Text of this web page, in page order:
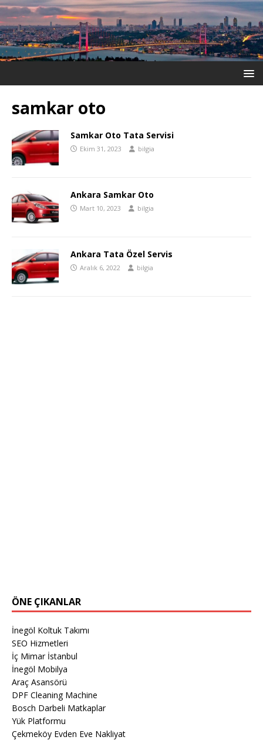
samkar oto
Samkar Oto Tata Servisi
Ekim 31, 2023 bilgia
Ankara Samkar Oto
Mart 10, 2023 bilgia
Ankara Tata Özel Servis
Aralık 6, 2022 bilgia
ÖNE ÇIKANLAR
İnegöl Koltuk Takımı
SEO Hizmetleri
İç Mimar İstanbul
İnegöl Mobilya
Araç Asansörü
DPF Cleaning Machine
Bosch Darbeli Matkaplar
Yük Platformu
Çekmeköy Evden Eve Nakliyat